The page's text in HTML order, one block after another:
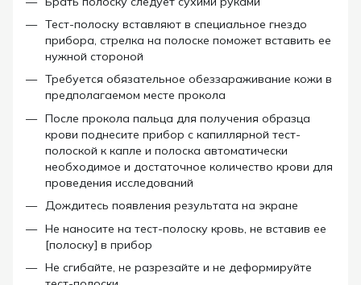
Тест-полоску вставляют в специальное гнездо
прибора, стрелка на полоске поможет вставить ее
нужной стороной
Требуется обязательное обеззараживание кожи в
предполагаемом месте прокола
После прокола пальца для получения образца
крови поднесите прибор с капиллярной тест-
полоской к капле и полоска автоматически
необходимое и достаточное количество крови для
проведения исследований
Дождитесь появления результата на экране
Не наносите на тест-полоску кровь, не вставив ее
[полоску] в прибор
Не сгибайте, не разрезайте и не деформируйте